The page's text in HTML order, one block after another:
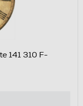
141 310 F-